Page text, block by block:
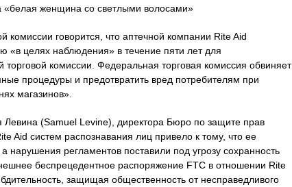
женщина со светлыми волосами»
говорится, что аптечной компании Rite Aid
«в целях наблюдения» в течение пяти лет для
комиссии. Федеральная торговая комиссия обвиняет
процедуры и предотвратить вред потребителям при
магазинов».
(Samuel Levine), директора Бюро по защите прав
Aid систем распознавания лиц привело к тому, что ее
нарушения регламентов поставили под угрозу сохранность
беспрецедентное распоряжение FTC в отношении Rite
защищая общественность от несправедливого